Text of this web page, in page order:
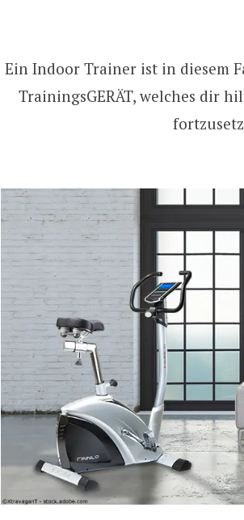
Ein Indoor Trainer ist in diesem
TrainingsGERÄT, welches dir